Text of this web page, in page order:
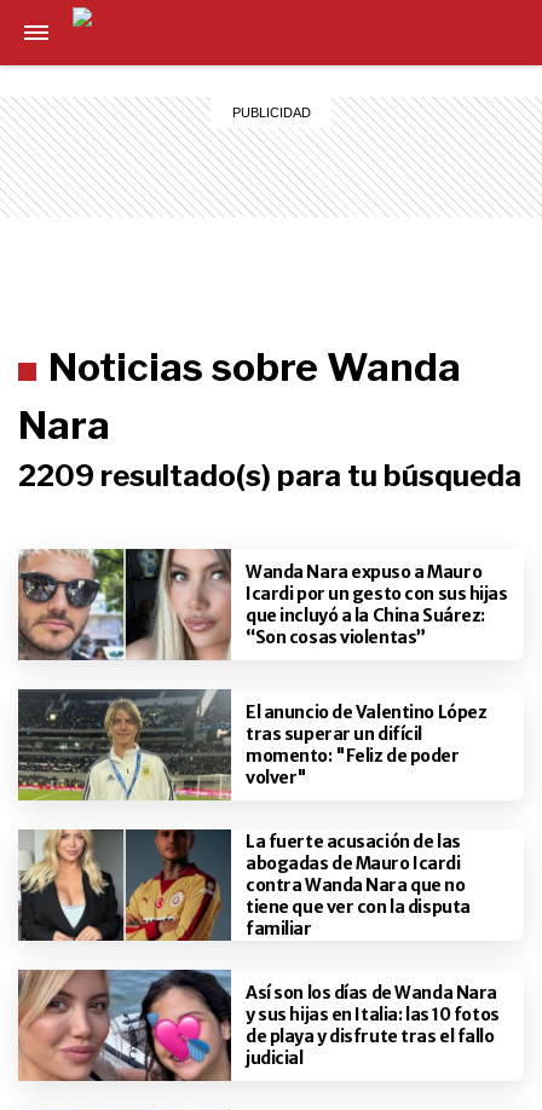
Noticias sobre Wanda
Nara
2209 resultado(s) para tu búsqueda
Wanda Nara expuso a Mauro
Icardi por un gesto con sus hijas
que incluyó a la China Suárez:
“Son cosas violentas”
El anuncio de Valentino López
tras superar un difícil
momento: "Feliz de poder
volver"
La fuerte acusación de las
abogadas de Mauro Icardi
contra Wanda Nara que no
tiene que ver con la disputa
familiar
Así son los días de Wanda Nara
y sus hijas en Italia: las 10 fotos
de playa y disfrute tras el fallo
judicial